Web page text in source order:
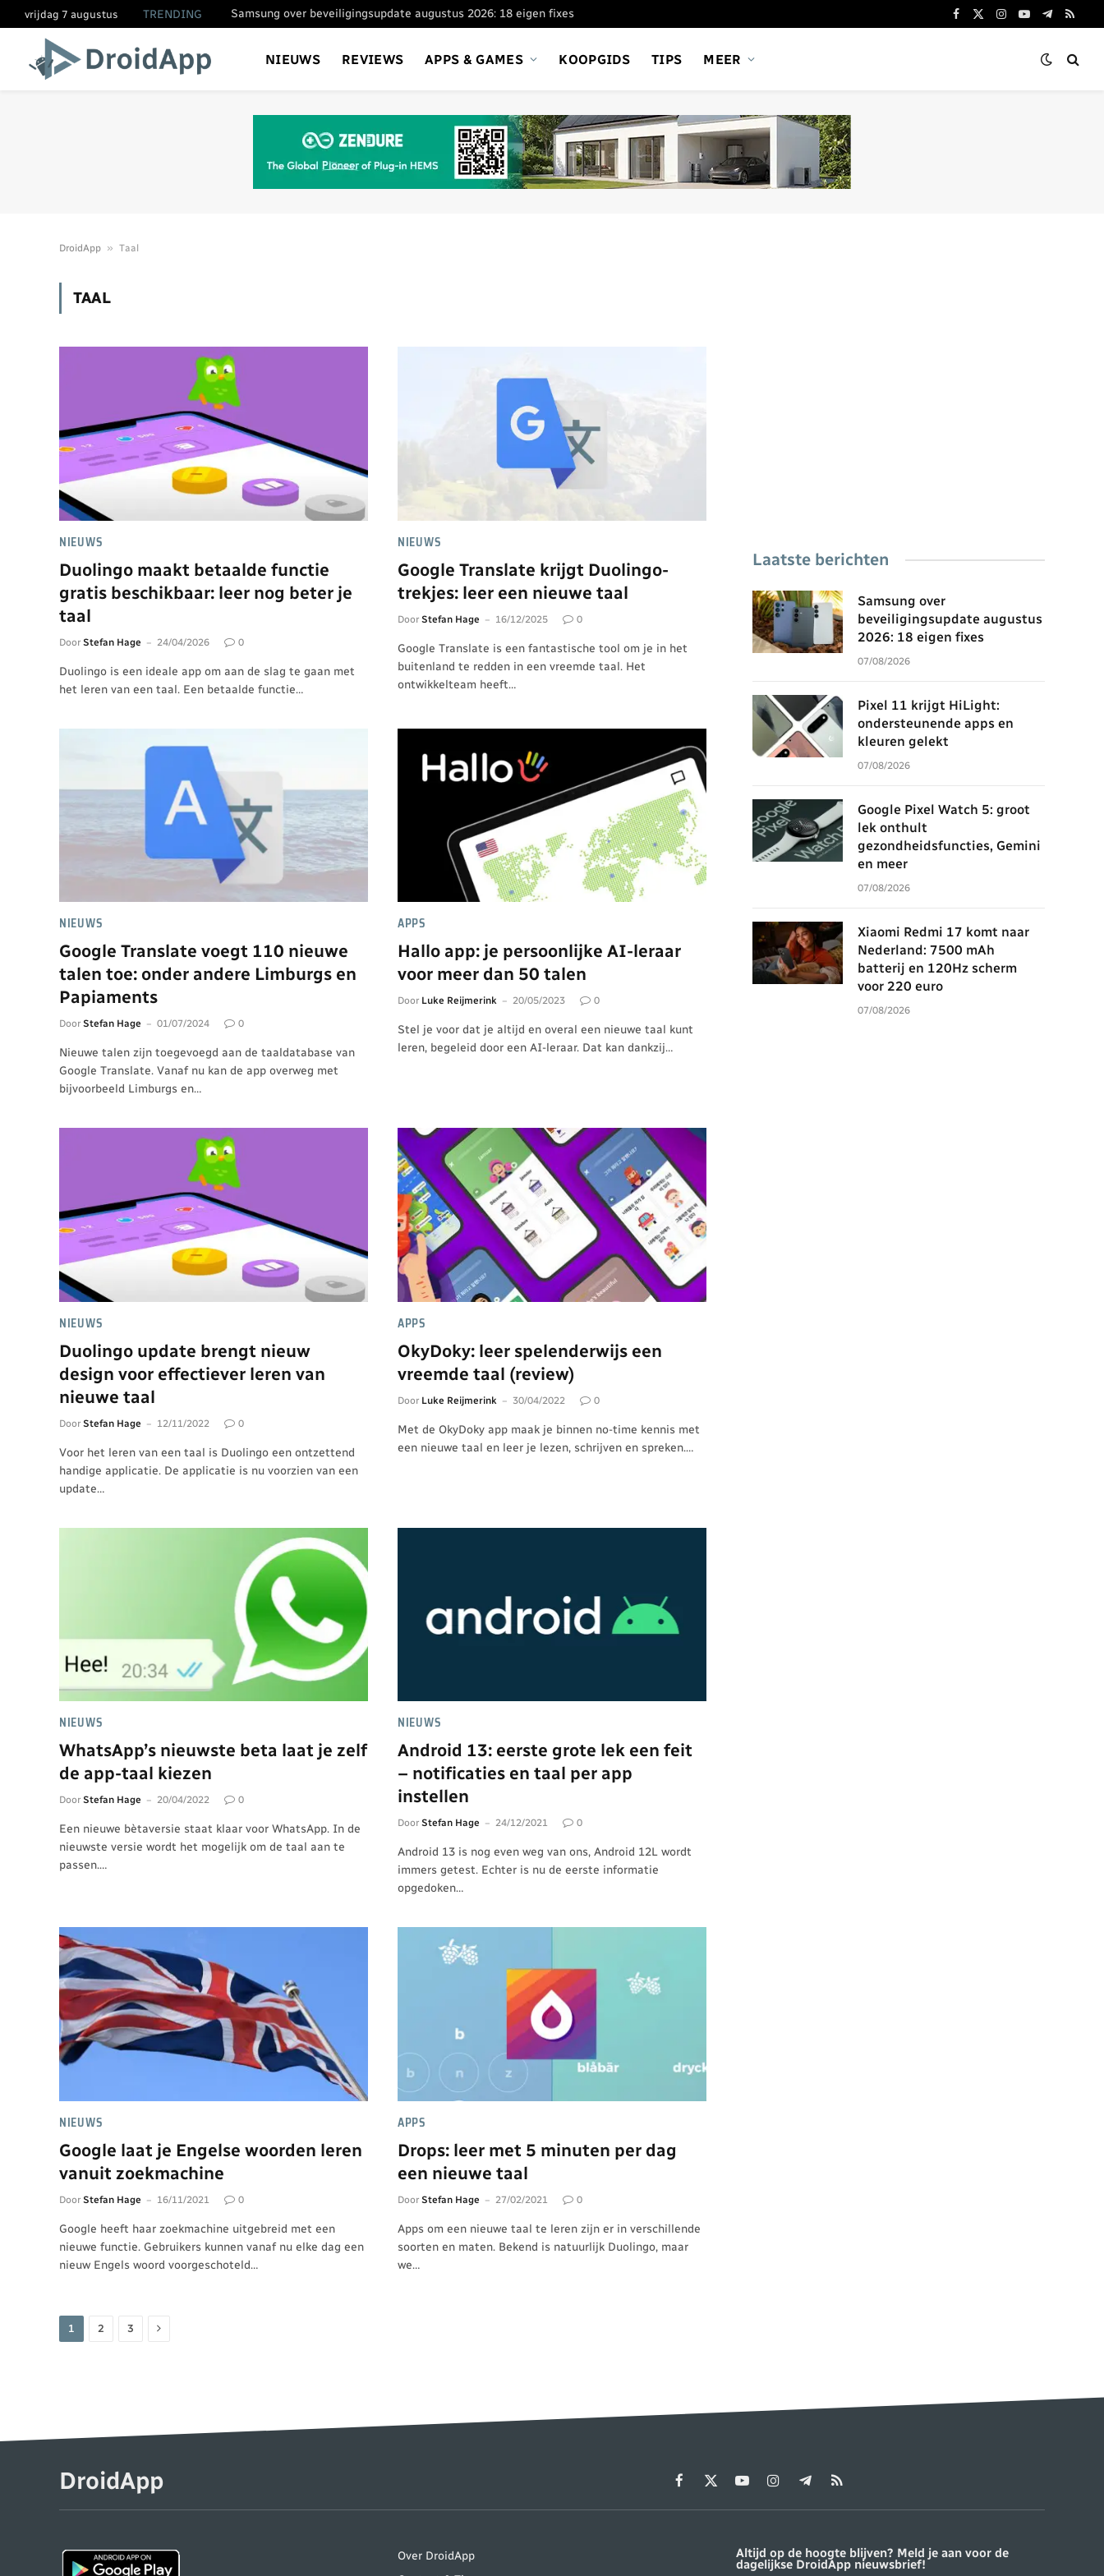
vrijdag 7 augustus TRENDING Samsung over beveiligingsupdate augustus 2026: 18 eigen fixes
Facebook
X
Instagram
YouTube
Telegram
RSS
NIEUWS REVIEWS APPS & GAMES KOOPGIDS TIPS MEER
DroidApp » Taal
TAAL
NIEUWS
Duolingo maakt betaalde functie
gratis beschikbaar: leer nog beter je
taal
Door Stefan Hage 24/04/2026 0
Duolingo is een ideale app om aan de slag te gaan met
het leren van een taal. Een betaalde functie…
NIEUWS
Google Translate krijgt Duolingo-
trekjes: leer een nieuwe taal
Door Stefan Hage 16/12/2025 0
Google Translate is een fantastische tool om je in het
buitenland te redden in een vreemde taal. Het
ontwikkelteam heeft…
NIEUWS
Google Translate voegt 110 nieuwe
talen toe: onder andere Limburgs en
Papiaments
Door Stefan Hage 01/07/2024 0
Nieuwe talen zijn toegevoegd aan de taaldatabase van
Google Translate. Vanaf nu kan de app overweg met
bijvoorbeeld Limburgs en…
APPS
Hallo app: je persoonlijke AI-leraar
voor meer dan 50 talen
Door Luke Reijmerink 20/05/2023 0
Stel je voor dat je altijd en overal een nieuwe taal kunt
leren, begeleid door een AI-leraar. Dat kan dankzij…
NIEUWS
Duolingo update brengt nieuw
design voor effectiever leren van
nieuwe taal
Door Stefan Hage 12/11/2022 0
Voor het leren van een taal is Duolingo een ontzettend
handige applicatie. De applicatie is nu voorzien van een
update…
APPS
OkyDoky: leer spelenderwijs een
vreemde taal (review)
Door Luke Reijmerink 30/04/2022 0
Met de OkyDoky app maak je binnen no-time kennis met
een nieuwe taal en leer je lezen, schrijven en spreken.…
NIEUWS
WhatsApp’s nieuwste beta laat je zelf
de app-taal kiezen
Door Stefan Hage 20/04/2022 0
Een nieuwe bètaversie staat klaar voor WhatsApp. In de
nieuwste versie wordt het mogelijk om de taal aan te
passen.…
NIEUWS
Android 13: eerste grote lek een feit
– notificaties en taal per app
instellen
Door Stefan Hage 24/12/2021 0
Android 13 is nog even weg van ons, Android 12L wordt
immers getest. Echter is nu de eerste informatie
opgedoken…
NIEUWS
Google laat je Engelse woorden leren
vanuit zoekmachine
Door Stefan Hage 16/11/2021 0
Google heeft haar zoekmachine uitgebreid met een
nieuwe functie. Gebruikers kunnen vanaf nu elke dag een
nieuw Engels woord voorgeschoteld…
APPS
Drops: leer met 5 minuten per dag
een nieuwe taal
Door Stefan Hage 27/02/2021 0
Apps om een nieuwe taal te leren zijn er in verschillende
soorten en maten. Bekend is natuurlijk Duolingo, maar
we…
1 2 3 Volgende
Laatste berichten
Samsung over
beveiligingsupdate augustus
2026: 18 eigen fixes
07/08/2026
Pixel 11 krijgt HiLight:
ondersteunende apps en
kleuren gelekt
07/08/2026
Google Pixel Watch 5: groot
lek onthult
gezondheidsfuncties, Gemini
en meer
07/08/2026
Xiaomi Redmi 17 komt naar
Nederland: 7500 mAh
batterij en 120Hz scherm
voor 220 euro
07/08/2026
DroidApp Facebook
X
YouTubeInstagramTelegram
RSS
Over DroidApp
Altijd op de hoogte blijven? Meld je aan voor de
dagelijkse DroidApp nieuwsbrief!